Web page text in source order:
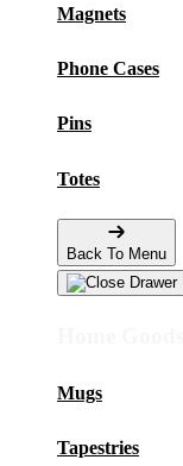
Magnets
Phone Cases
Pins
Totes
Back To Menu
Mugs
Tapestries